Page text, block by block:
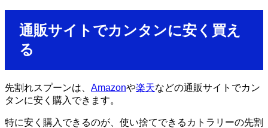
通販サイトでカンタンに安く買え
る
先割れスプーンは、 Amazonや楽天などの通販サイトでカン
タンに安く購入できます。
特に安く購入できるのが、使い捨てできるカトラリーの先割